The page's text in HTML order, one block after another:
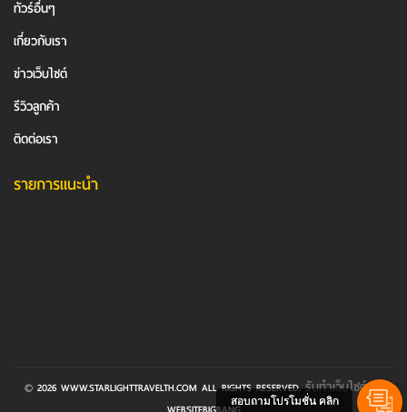
ทัวร์อื่นๆ
เกี่ยวกับเรา
ข่าวเว็บไซต์
รีวิวลูกค้า
ติดต่อเรา
รายการแนะนำ
© 2026 WWW.STARLIGHTTRAVELTH.COM ALL RIGHTS RESERVED.รับทําเว็บไซต์BY
สอบถามโปรโมชั่น คลิก